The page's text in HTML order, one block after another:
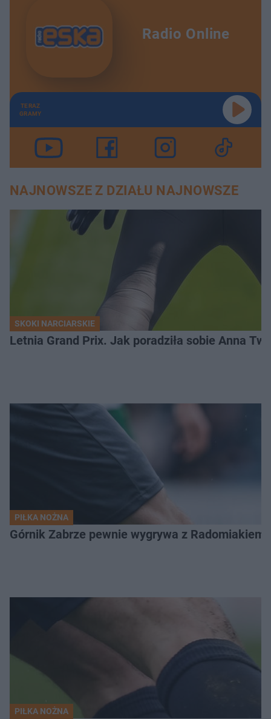
Radio Online
TERAZ
GRAMY
NAJNOWSZE Z DZIAŁU NAJNOWSZE
SKOKI NARCIARSKIE
Letnia Grand Prix. Jak poradziła sobie Anna
PIŁKA NOŻNA
Górnik Zabrze pewnie wygrywa z
PIŁKA NOŻNA